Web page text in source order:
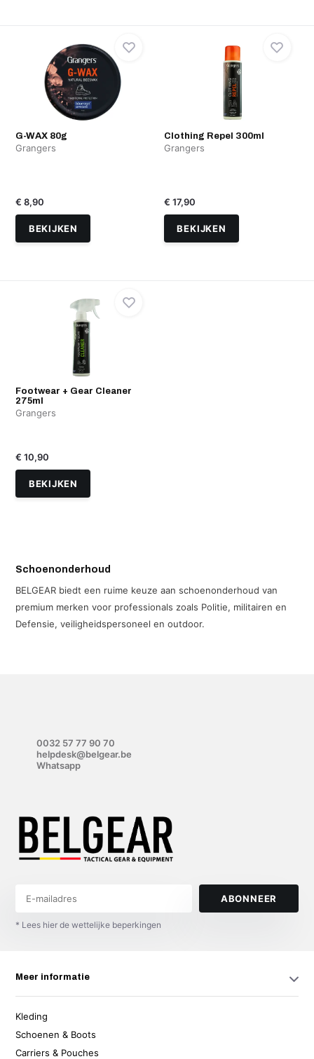
G-WAX 80g
Grangers
€ 8,90
BEKIJKEN
Clothing Repel 300ml
Grangers
€ 17,90
BEKIJKEN
Footwear + Gear Cleaner
275ml
Grangers
€ 10,90
BEKIJKEN
Schoenonderhoud
BELGEAR biedt een ruime keuze aan schoenonderhoud van
premium merken voor professionals zoals Politie, militairen en
Defensie, veiligheidspersoneel en outdoor.
0032 57 77 90 70
helpdesk@belgear.be
Whatsapp
ABONNEER
* Lees hier de wettelijke beperkingen
Meer informatie
Kleding
Schoenen & Boots
Carriers & Pouches